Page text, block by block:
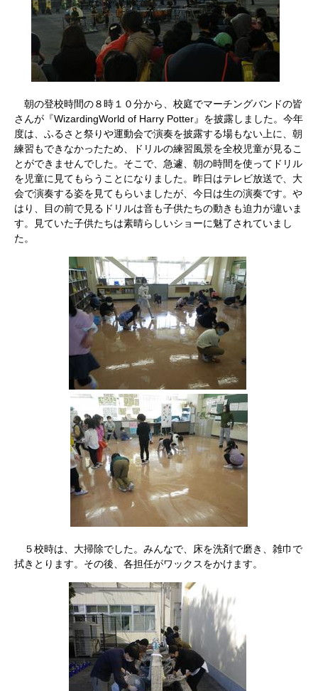
朝の登校時間の８時１０分から、校庭でマーチングバンドの皆
さんが『WizardingWorld of Harry Potter』を披露しました。今年
度は、ふるさと祭りや運動会で演奏を披露する場もない上に、朝
練習もできなかったため、ドリルの練習風景を全校児童が見るこ
とができませんでした。そこで、急遽、朝の時間を使ってドリル
を児童に見てもらうことになりました。昨日はテレビ放送で、大
会で演奏する姿を見てもらいましたが、今日は生の演奏です。や
はり、目の前で見るドリルは音も子供たちの動きも迫力が違いま
す。見ていた子供たちは素晴らしいショーに魅了されていまし
た。
５校時は、大掃除でした。みんなで、床を洗剤で磨き、雑巾で
拭きとります。その後、各担任がワックスをかけます。